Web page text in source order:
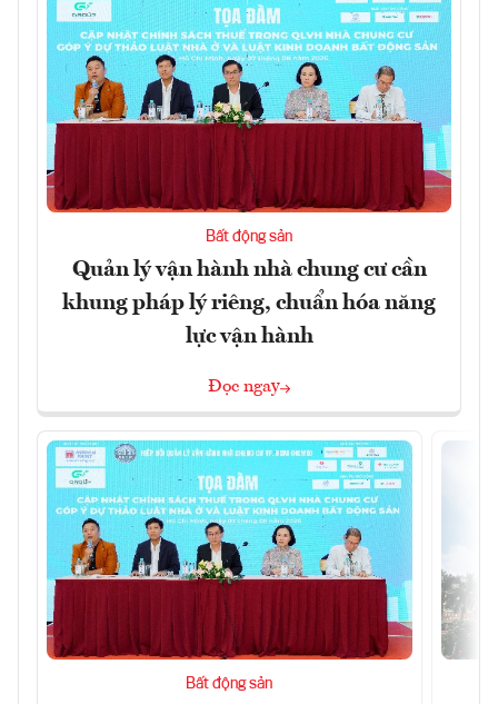
Bất động sản
Quản lý vận hành nhà chung cư cần
khung pháp lý riêng, chuẩn hóa năng
lực vận hành
Đọc ngay
Bất động sản